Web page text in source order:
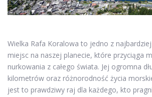
Wielka Rafa Koralowa to jedno z
miejsc na naszej planecie, które przyciąga
nurkowania z całego świata. Jej ogromna
kilometrów oraz różnorodność życia
jest to prawdziwy raj dla każdego, kto